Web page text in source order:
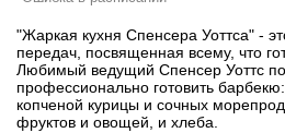
"Жаркая кухня Спенсера Уоттса" -
передач, посвященная всему, что
Любимый ведущий Спенсер Уоттс
профессионально готовить
копченой курицы и сочных
фруктов и овощей, и хлеба.